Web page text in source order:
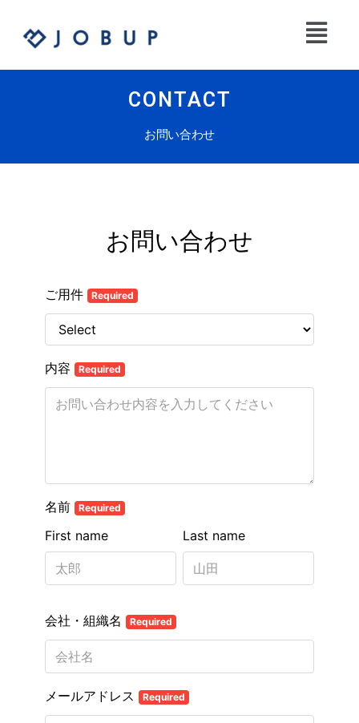
CONTACT
お問い合わせ